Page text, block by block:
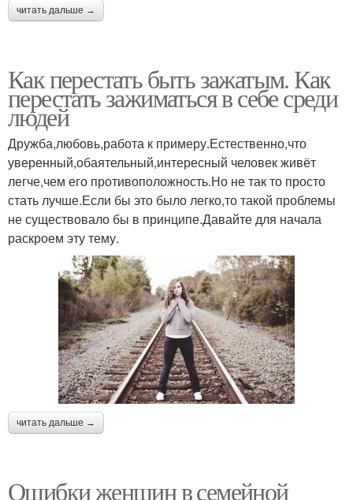
читать дальше →
Как перестать быть зажатым. Как
перестать зажиматься в себе среди
людей
Дружба,любовь,работа к примеру.Естественно,что
уверенный,обаятельный,интересный человек живёт
легче,чем его противоположность.Но не так то просто
стать лучше.Если бы это было легко,то такой проблемы
не существовало бы в принципе.Давайте для начала
раскроем эту тему.
читать дальше →
Ошибки женщин в семейной